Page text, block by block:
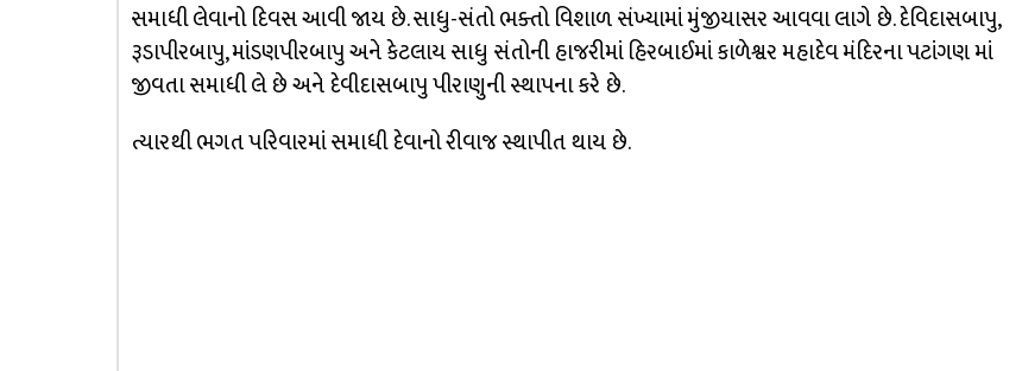
સમાધી લેવાનો દિવસ આવી જાય છે. સાધુ-સંતો ભક્તો વિશાળ સંખ્યામાં મુંજીયાસર આવવા લાગે છે. દેવિદાસબાપુ,
રૂડાપીરબાપુ, માંડણપીરબાપુ અને કેટલાય સાધુ સંતોની હાજરીમાં હિરબાઈમાં કાળેશ્વર મહાદેવ મંદિરના પટાંગણ માં
જીવતા સમાધી લે છે અને દેવીદાસબાપુ પીરાણુની સ્થાપના કરે છે.
ત્યારથી ભગત પરિવારમાં સમાધી દેવાનો રીવાજ સ્થાપીત થાય છે.